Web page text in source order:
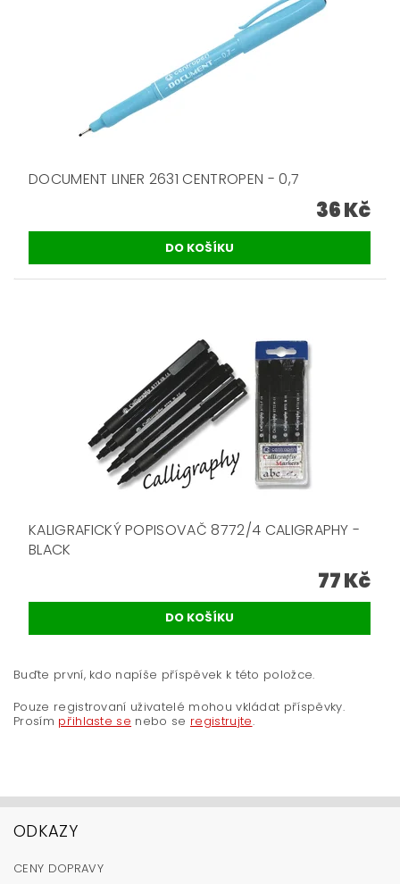
DOCUMENT LINER 2631 CENTROPEN - 0,7
36 Kč
KALIGRAFICKÝ POPISOVAČ 8772/4 CALIGRAPHY -
BLACK
77 Kč
Buďte první, kdo napíše příspěvek k této položce.
Pouze registrovaní uživatelé mohou vkládat příspěvky.
Prosím přihlaste se nebo se registrujte.
ODKAZY
CENY DOPRAVY